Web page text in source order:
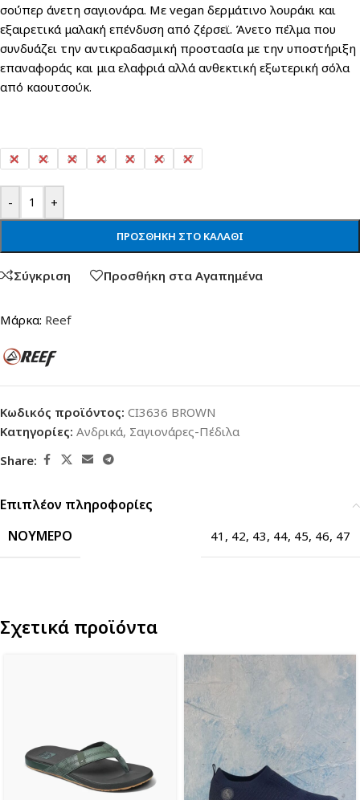
σούπερ άνετη σαγιονάρα. Με vegan δερμάτινο λουράκι και
εξαιρετικά μαλακή επένδυση από ζέρσεϊ. Άνετο πέλμα που
συνδυάζει την αντικραδασμική προστασία με την υποστήριξη
επαναφοράς και μια ελαφριά αλλά ανθεκτική εξωτερική σόλα
από καουτσούκ.
41 42 43 44 45 46 47
- +
ΠΡΟΣΘΉΚΗ ΣΤΟ ΚΑΛΆΘΙ
Σύγκριση Προσθήκη στα Αγαπημένα
Μάρκα: Reef
Κωδικός προϊόντος: CI3636 BROWN
Κατηγορίες: Ανδρικά, Σαγιονάρες-Πέδιλα
Share:
Επιπλέον πληροφορίες
ΝΟΎΜΕΡΟ
41 , 42, 43, 44, 45, 46, 47
Σχετικά προϊόντα